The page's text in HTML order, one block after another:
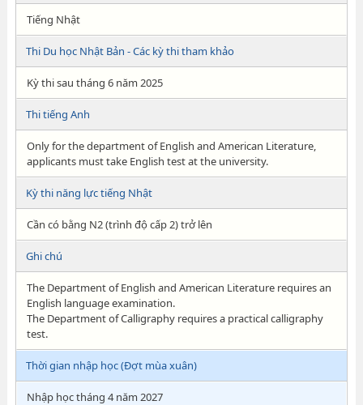
Tiếng Nhật
Thi Du học Nhật Bản - Các kỳ thi tham khảo
Kỳ thi sau tháng 6 năm 2025
Thi tiếng Anh
Only for the department of English and American Literature,
applicants must take English test at the university.
Kỳ thi năng lực tiếng Nhật
Cần có bằng N2 (trình độ cấp 2) trở lên
Ghi chú
The Department of English and American Literature requires an
English language examination.
The Department of Calligraphy requires a practical calligraphy
test.
Thời gian nhập học (Đợt mùa xuân)
Nhập học tháng 4 năm 2027